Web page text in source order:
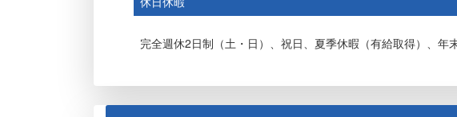
完全週休2日制（土・日）、祝日、夏季休暇（有給取得）、